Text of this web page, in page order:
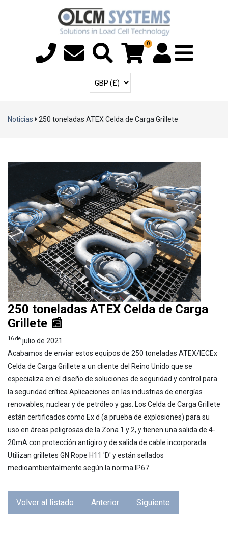
0
Cuenta deMenú
Seleccione la moneda
Noticias 250 toneladas ATEX Celda de Carga Grillete
250 toneladas ATEX Celda de Carga
Grillete 📰
16 de julio de 2021
Acabamos de enviar estos equipos de 250 toneladas ATEX/IECEx
Celda de Carga Grillete a un cliente del Reino Unido que se
especializa en el diseño de soluciones de seguridad y control para
la seguridad crítica Aplicaciones en las industrias de energías
renovables, nuclear y de petróleo y gas. Los Celda de Carga Grillete
están certificados como Ex d (a prueba de explosiones) para su
uso en áreas peligrosas de la Zona 1 y 2, y tienen una salida de 4-
20mA con protección antigiro y de salida de cable incorporada.
Utilizan grilletes GN Rope H11 'D' y están sellados
medioambientalmente según la norma IP67.
Volver al listado Anterior Siguiente